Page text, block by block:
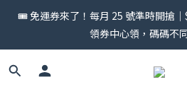
🎟️ 免運券來了！每月 25 號準時開搶
領券中心領，碼碼不
🎟️ 免運券來了！每月 25 號準時開搶
領券中心領，碼碼不
🎂生日禮金大放送 | 生日當月1號